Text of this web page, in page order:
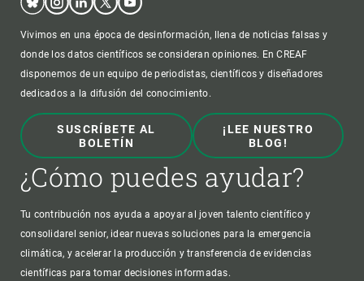
Vivimos en una época de desinformación, llena de noticias falsas y
donde los datos científicos se consideran opiniones. En CREAF
disponemos de un equipo de periodistas, científicos y diseñadores
dedicados a la difusión del conocimiento.
SUSCRÍBETE AL
BOLETÍN
¡LEE NUESTRO
BLOG!
¿Cómo puedes ayudar?
Tu contribución nos ayuda a apoyar al joven talento científico y
consolidarel senior, idear nuevas soluciones para la emergencia
climática, y acelerar la producción y transferencia de evidencias
científicas para tomar decisiones informadas.